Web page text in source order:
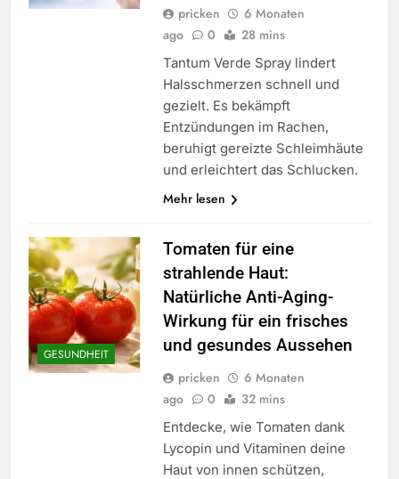
pricken
6 Monaten
ago
0 28 mins
Tantum Verde Spray lindert
Halsschmerzen schnell und
gezielt. Es bekämpft
Entzündungen im Rachen,
beruhigt gereizte Schleimhäute
und erleichtert das Schlucken.
Mehr lesen
GESUNDHEIT
Tomaten für eine
strahlende Haut:
Natürliche Anti-Aging-
Wirkung für ein frisches
und gesundes Aussehen
pricken
6 Monaten
ago
0 32 mins
Entdecke, wie Tomaten dank
Lycopin und Vitaminen deine
Haut von innen schützen,